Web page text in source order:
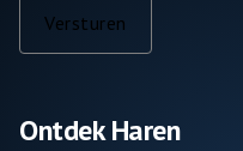
Ontdek Haren
Versturen